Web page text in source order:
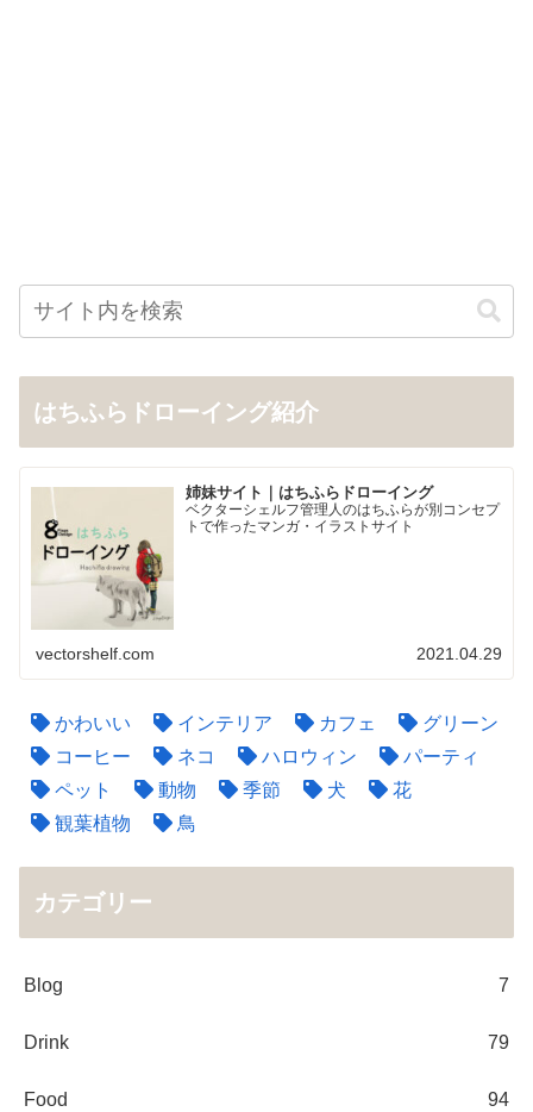
はちふらドローイング紹介
姉妹サイト｜はちふらドローイング
ベクターシェルフ管理人のはちふらが別コンセプ
トで作ったマンガ・イラストサイト
vectorshelf.com 2021.04.29
かわいい インテリア カフェ
グリーン
コーヒー
ネコ ハロウィン
パーティ
ペット
動物 季節 犬
花
観葉植物
鳥
カテゴリー
Blog 7
Drink 79
Food 94